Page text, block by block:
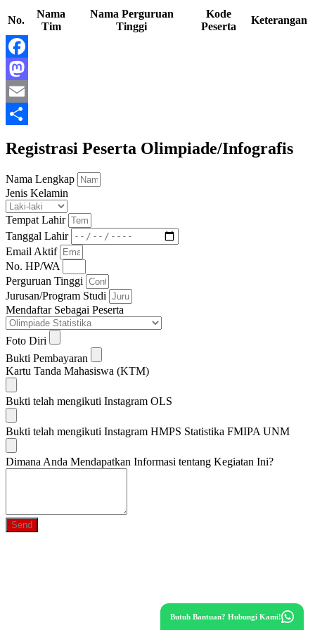
No.
Nama
Tim
Nama Perguruan
Tinggi
Kode
Peserta
Keterangan
Facebook
Mastodon
Email
Registrasi Peserta Olimpiade/Infografis
Nama Lengkap
Jenis Kelamin
Tempat Lahir
Tanggal Lahir
Email Aktif
No. HP/WA
Perguruan Tinggi
Jurusan/Program Studi
Mendaftar Sebagai Peserta
Foto Diri
Bukti Pembayaran
Kartu Tanda Mahasiswa (KTM)
Bukti telah mengikuti Instagram OLS
Bukti telah mengikuti Instagram HMPS Statistika FMIPA UNM
Dimana Anda Mendapatkan Informasi tentang Kegiatan Ini?
Send
Butuh Bantuan? Hubungi Kami!